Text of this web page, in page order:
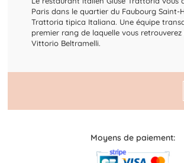
Paris dans le quartier du Faubourg Saint-
Trattoria tipica Italiana. Une équipe
premier rang de laquelle vous
Vittorio Beltramelli.
Moyens de paiement: